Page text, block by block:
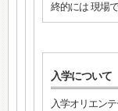
終的には 現場
入学について
入学オリエン